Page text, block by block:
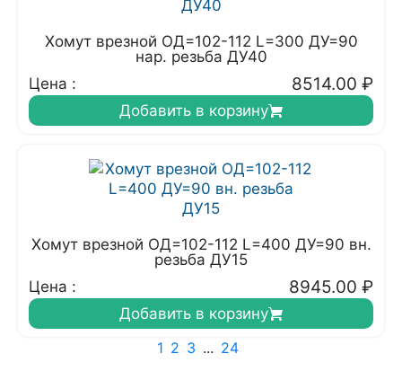
Хомут врезной ОД=102-112 L=300 ДУ=90
нар. резьба ДУ40
Цена :
8514.00 ₽
Добавить в корзину
Хомут врезной ОД=102-112 L=400 ДУ=90 вн.
резьба ДУ15
Цена :
8945.00 ₽
Добавить в корзину
1 2 3 ... 24